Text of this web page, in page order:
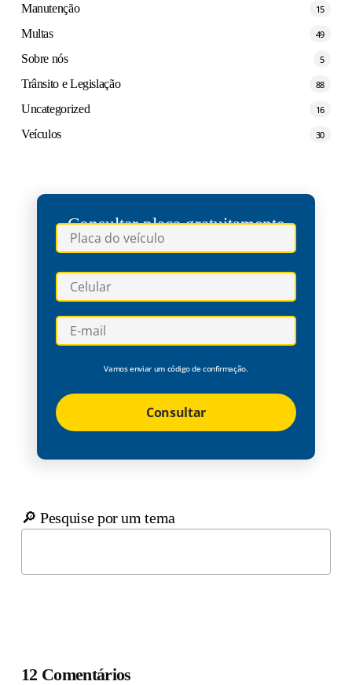
Manutenção 15
Multas 49
Sobre nós 5
Trânsito e Legislação 88
Uncategorized 16
Veículos 30
Consultar placa gratuitamente
Vamos enviar um código de confirmação.
Consultar
🔎 Pesquise por um tema
12 Comentários